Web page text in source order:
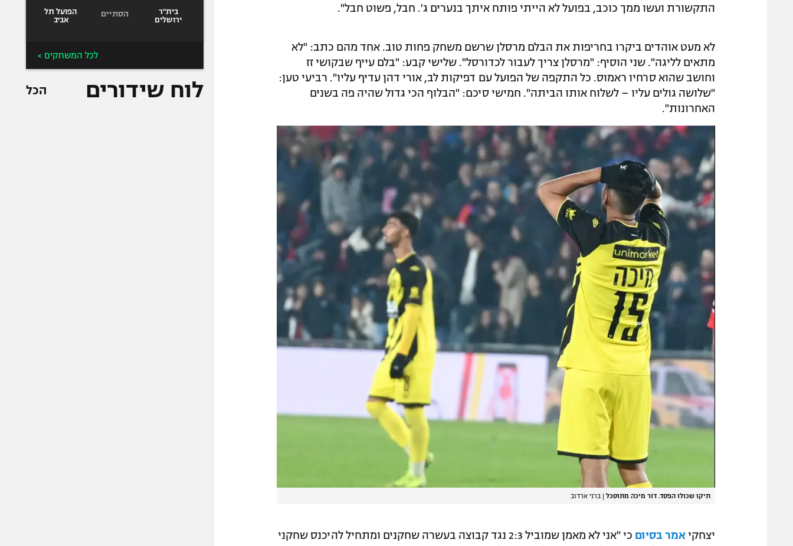
התקשורת ועשו ממך כוכב, בפועל לא הייתי פותח איתך בנערים ג'. חבל, פשוט חבל".
לא מעט אוהדים ביקרו בחריפות את הבלם מרסלן שרשם משחק פחות טוב. אחד מהם כתב: "לא
מתאים לליגה". שני הוסיף: "מרסלן צריך לעבור לכדורסל". שלישי קבע: "בלם עייף שבקושי זז
וחושב שהוא סרחיו ראמוס. כל התקפה של הפועל עם דפיקות לב, אורי דהן עדיף עליו". רביעי טען:
"שלושה גולים עליו – לשלוח אותו הביתה". חמישי סיכם: "הבלוף הכי גדול שהיה פה בשנים
האחרונות".
תיקו שכולו הפסד. דור מיכה מתוסכל ברני ארדוב
יצחקי אמר בסיום
כי "אני לא מאמן שמוביל 2:3 נגד קבוצה בעשרה שחקנים ומתחיל להיכנס שחקני
בית"ר
ירושלים
הסתיים
הפועל תל
אביב
לכל המשחקים >
לוח שידורים הכל